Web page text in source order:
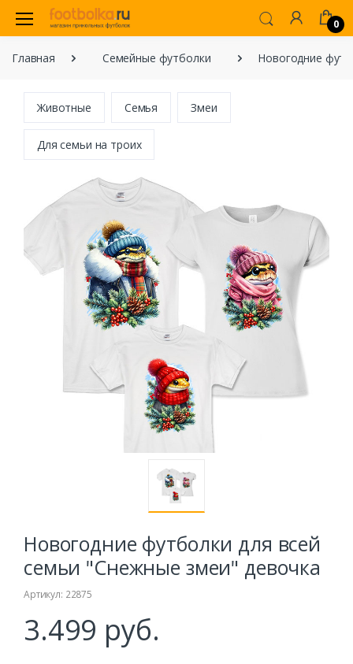
0
Главная Семейные футболки Новогодние
Животные Семья Змеи
Для семьи на троих
Новогодние футболки для всей
семьи "Снежные змеи" девочка
Артикул: 22875
3.499 руб.